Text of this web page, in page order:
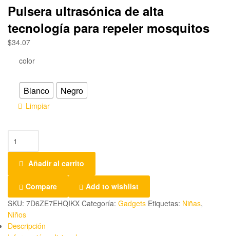
Pulsera ultrasónica de alta
tecnología para repeler mosquitos
$34.07
color
Blanco Negro
Limpiar
Añadir al carrito
Compare
Add to wishlist
SKU: 7D6ZE7EHQIKX Categoría: Gadgets Etiquetas: Niñas,
Niños
Descripción